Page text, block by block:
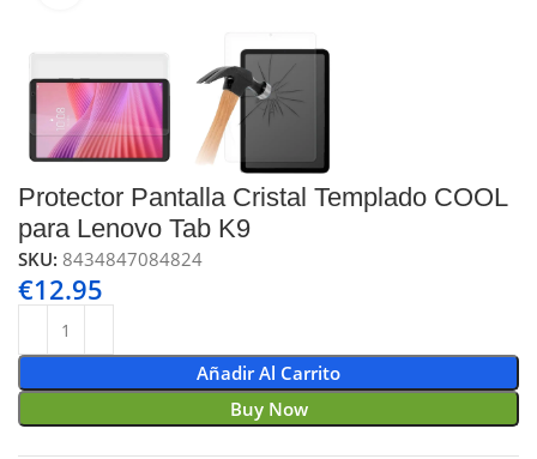
Protector Pantalla Cristal Templado COOL
para Lenovo Tab K9
SKU:8434847084824
€12.95
Añadir Al Carrito
Buy Now